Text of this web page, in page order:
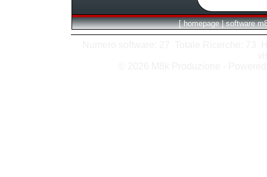
[ homepage | software